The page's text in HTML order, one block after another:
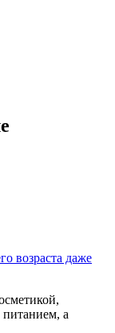
возраста даже
питанием, а